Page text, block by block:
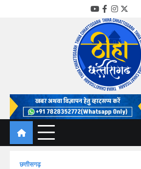
YouTube
Facebook
Thiha
गोठ जन-जन के
छत्तीसगढ़